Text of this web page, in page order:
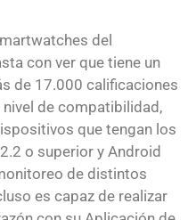
del
con ver que tiene un
de 17.000 calificaciones
nivel de compatibilidad,
que tengan los
o superior y Android
de distintos
es capaz de realizar